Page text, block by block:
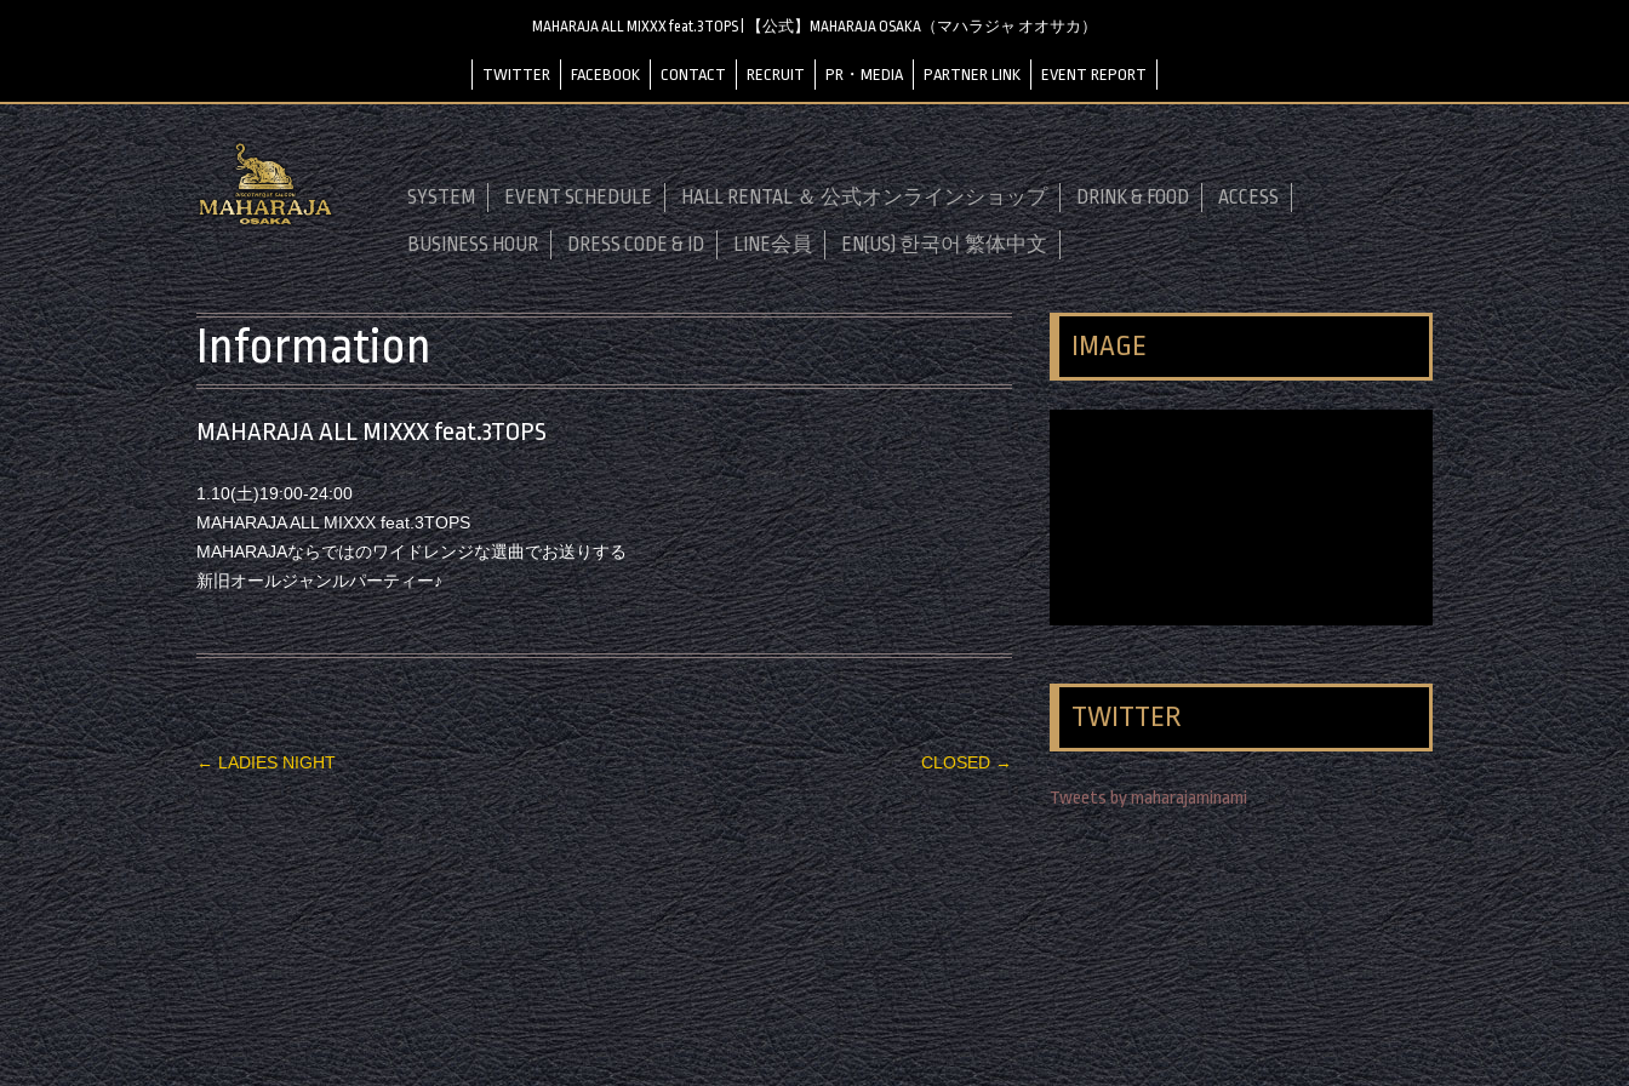
MAHARAJA ALL MIXXX feat.3TOPS | 【公式】MAHARAJA OSAKA（マハラジャ オオサカ）
TWITTER FACEBOOK CONTACT RECRUIT PR・MEDIA PARTNER LINK EVENT REPORT
SYSTEM EVENT SCHEDULE HALL RENTAL ＆ 公式オンラインショップ DRINK & FOOD ACCESS
BUSINESS HOUR DRESS CODE & ID LINE会員 EN(US) 한국어 繁体中文
Information
MAHARAJA ALL MIXXX feat.3TOPS
1.10(土)19:00-24:00
MAHARAJA ALL MIXXX feat.3TOPS
MAHARAJAならではのワイドレンジな選曲でお送りする
新旧オールジャンルパーティー♪
投稿ナビゲーション
←LADIES NIGHT CLOSED→
IMAGE
TWITTER
Tweets by maharajaminami